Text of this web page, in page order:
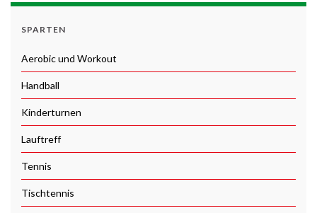
SPARTEN
Aerobic und Workout
Handball
Kinderturnen
Lauftreff
Tennis
Tischtennis